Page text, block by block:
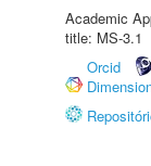
Academic
title: MS-3.1
Orcid